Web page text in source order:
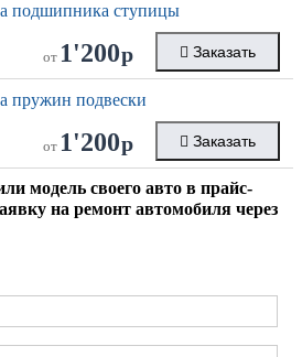
подшипника ступицы
от 1'200р Заказать
пружин подвески
от 1'200р Заказать
модель своего авто в прайс-
на ремонт автомобиля через